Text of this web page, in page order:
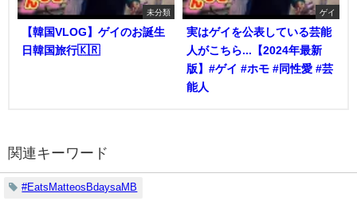
未分類
【韓国VLOG】ゲイのお誕生
日韓国旅行🇰🇷
ゲイ
実はゲイを公表している芸能
人がこちら...【2024年最新
版】#ゲイ #ホモ #同性愛 #芸
能人
関連キーワード
#EatsMatteosBdaysaMB